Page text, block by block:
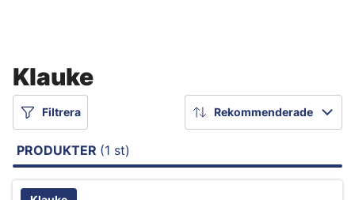
Klauke
Filtrera Rekommenderade
PRODUKTER (1 st)